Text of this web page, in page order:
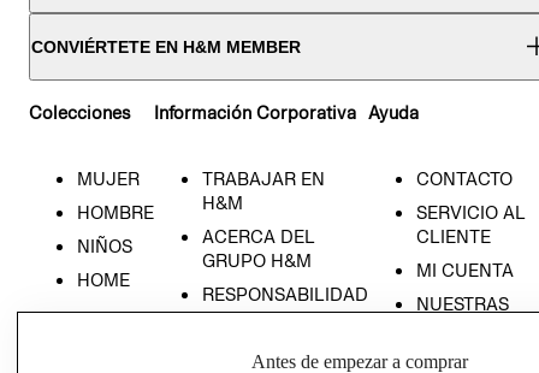
CONVIÉRTETE EN H&M MEMBER
Colecciones
MUJER
HOMBRE
NIÑOS
HOME
Información Corporativa
TRABAJAR EN
H&M
ACERCA DEL
GRUPO H&M
RESPONSABILIDAD
SOCIAL
PRENSA
Ayuda
CONTACTO
SERVICIO AL
CLIENTE
MI CUENTA
NUESTRAS
Antes de empezar a comprar